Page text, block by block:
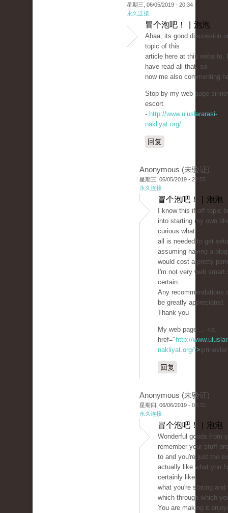
星期三, 06/05/2019 - 20:34
永久连接
冒个泡吧！ | 泡泡
Ahaa, its good discussion
topic of this
article here at this website, I
have read all that, so
now me also commenting
Stop by my web page
escort
- http://www.uluslararasi-
nakliyat.org/
回复
Anonymous (未验证)
星期三, 06/05/2019 - 22:55
永久连接
冒个泡吧！ | 泡泡
I know this if off topic
into starting my own
curious what
all is needed to get
assuming having a
would cost a pretty
I'm not very web
certain.
Any recommendations
be greatly appreciated.
Thank you
My web page ... <a
href=" http://
nakliyat.org/">
回复
Anonymous (未验证)
星期四, 06/06/2019 - 03:32
永久连接
冒个泡吧！ | 泡泡
Wonderful goods from
remember your stuff
to and you're just too
actually like what you
certainly like
what you're stating and
which through which
You are making it